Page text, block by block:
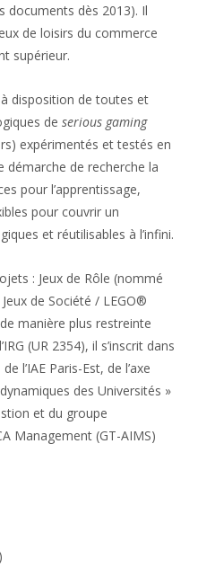
documents dès 2013). Il
de loisirs du commerce
supérieur.
disposition de toutes et
de serious gaming
expérimentés et testés en
démarche de recherche la
pour l’apprentissage,
pour couvrir un
et réutilisables à l’infini.
: Jeux de Rôle (nommé
Jeux de Société / LEGO®
manière plus restreinte
(UR 2354), il s’inscrit dans
l’IAE Paris-Est, de l’axe
des Universités »
et du groupe
Management (GT-AIMS)